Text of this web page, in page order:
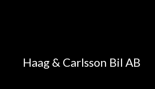
Haag & Carlsson Bil AB